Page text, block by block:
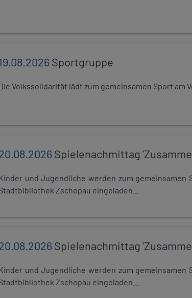
Sportgruppe
Volkssolidarität lädt zum gemeinsamen Sport am
Spielenachmittag
und Jugendliche werden zum gemeinsamen
Zschopau eingeladen...
Spielenachmittag
und Jugendliche werden zum gemeinsamen
Zschopau eingeladen...